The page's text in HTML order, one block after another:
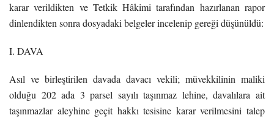
karar verildikten ve Tetkik Hâkimi tarafından hazırlanan rapor
dinlendikten sonra dosyadaki belgeler incelenip gereği düşünüldü:
I. DAVA
Asıl ve birleştirilen davada davacı vekili; müvekkilinin maliki
olduğu 202 ada 3 parsel sayılı taşınmaz lehine, davalılara ait
taşınmazlar aleyhine geçit hakkı tesisine karar verilmesini talep